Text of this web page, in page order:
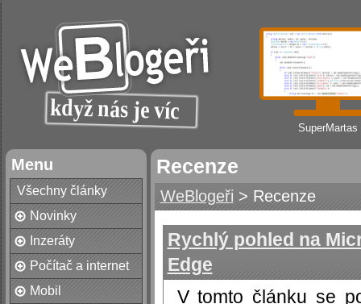
SuperMartas
Menu
Všechny články
Novinky
Inzeráty
Počítač a internet
Mobil
Recenze
WeBlogeři > Recenze
Rychlý pohled na
Edge
V tomto článku se